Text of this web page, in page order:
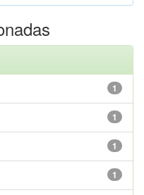
1
1
1
1